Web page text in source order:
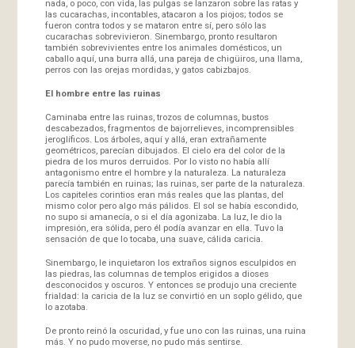
nada, o poco, con vida, las pulgas se lanzaron sobre las ratas y
las cucarachas, incontables, atacaron a los piojos; todos se
fueron contra todos y se mataron entre sí, pero sólo las
cucarachas sobrevivieron. Sinembargo, pronto resultaron
también sobrevivientes entre los animales domésticos, un
caballo aquí, una burra allá, una pareja de chigüiros, una llama,
perros con las orejas mordidas, y gatos cabizbajos.
El hombre entre las ruinas
Caminaba entre las ruinas, trozos de columnas, bustos
descabezados, fragmentos de bajorrelieves, incomprensibles
jeroglíficos. Los árboles, aquí y allá, eran extrañamente
geométricos, parecían dibujados. El cielo era del color de la
piedra de los muros derruidos. Por lo visto no había allí
antagonismo entre el hombre y la naturaleza. La naturaleza
parecía también en ruinas; las ruinas, ser parte de la naturaleza.
Los capiteles corintios eran más reales que las plantas, del
mismo color pero algo más pálidos. El sol se había escondido,
no supo si amanecía, o si el día agonizaba. La luz, le dio la
impresión, era sólida, pero él podía avanzar en ella. Tuvo la
sensación de que lo tocaba, una suave, cálida caricia.
Sinembargo, le inquietaron los extraños signos esculpidos en
las piedras, las columnas de templos erigidos a dioses
desconocidos y oscuros. Y entonces se produjo una creciente
frialdad: la caricia de la luz se convirtió en un soplo gélido, que
lo azotaba.
De pronto reinó la oscuridad, y fue uno con las ruinas, una ruina
más. Y no pudo moverse, no pudo más sentirse.